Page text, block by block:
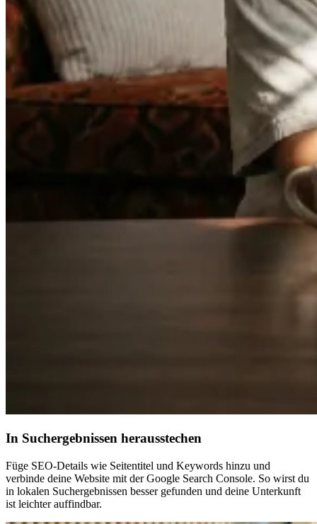
In Suchergebnissen herausstechen
Füge SEO-Details wie Seitentitel und Keywords hinzu und
verbinde deine Website mit der Google Search Console. So wirst du
in lokalen Suchergebnissen besser gefunden und deine Unterkunft
ist leichter auffindbar.